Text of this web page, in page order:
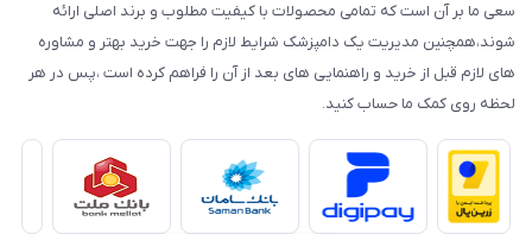
سعی ما بر آن است که تمامی محصولات با کیفیت مطلوب و برند اصلی ارائه
شوند،همچنین مدیریت یک دامپزشک شرایط لازم را جهت خرید بهتر و مشاوره
های لازم قبل از خرید و راهنمایی های بعد از آن را فراهم کرده است ،پس در هر
لحظه روی کمک ما حساب کنید.